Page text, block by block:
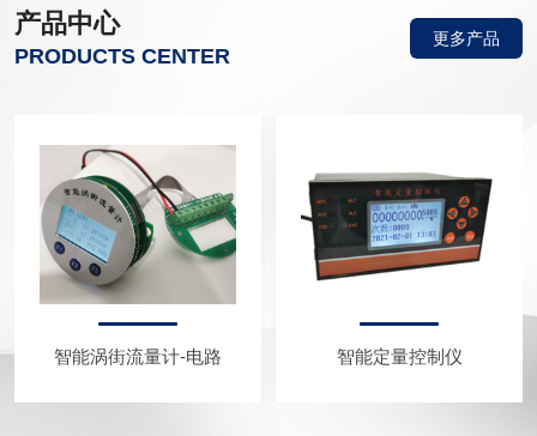
产品中心
PRODUCTS CENTER
更多产品
智能涡街流量计-电路 智能定量控制仪